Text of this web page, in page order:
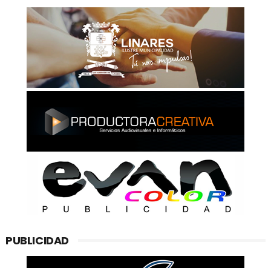
PUBLICIDAD